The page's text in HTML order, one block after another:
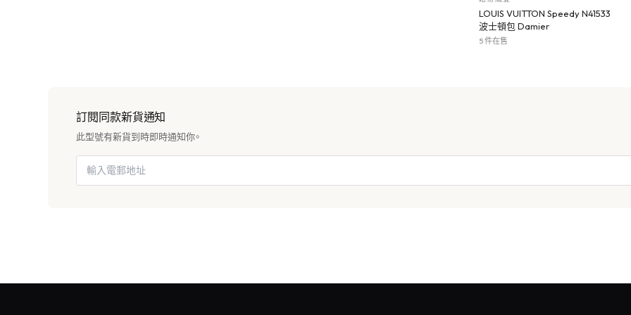
LOUIS VUITTON Speedy N41533
波士頓包 Damier
5 件在售
訂閱同款新貨通知
此型號有新貨到時即時通知你。